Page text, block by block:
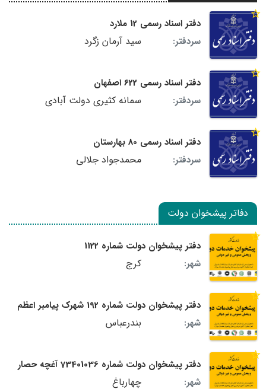
دفتر اسناد رسمی 12 ملارد
سردفتر:
سید آرمان زگرد
دفتر اسناد رسمی 622 اصفهان
سردفتر:
سمانه کثیری دولت آبادی
دفتر اسناد رسمی 80 بهارستان
سردفتر:
محمدجواد جلالی
دفاتر پیشخوان دولت
دفتر پیشخوان دولت شماره 1122
شهر:
کرج
دفتر پیشخوان دولت شماره 192 شهرک پیامبر اعظم
شهر:
بندرعباس
دفتر پیشخوان دولت شماره 73401036 آغچه حصار
شهر:
چهارباغ